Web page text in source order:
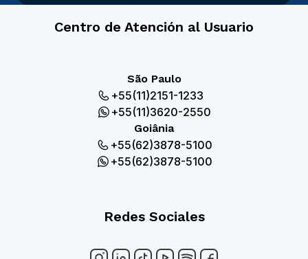
Centro de Atención al Usuario
São Paulo
+55(11)2151-1233
+55(11)3620-2550
Goiânia
+55(62)3878-5100
+55(62)3878-5100
Redes Sociales